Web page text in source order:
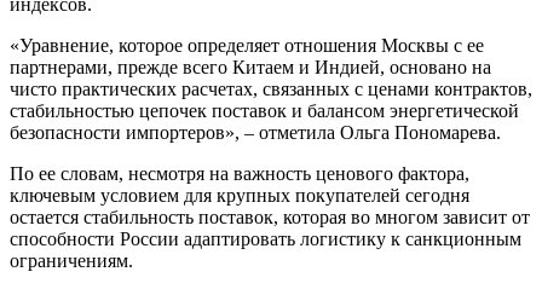
«Уравнение, которое определяет отношения Москвы с ее
партнерами, прежде всего Китаем и Индией, основано на
чисто практических расчетах, связанных с ценами контрактов,
стабильностью цепочек поставок и балансом энергетической
безопасности импортеров», – отметила Ольга Пономарева.
По ее словам, несмотря на важность ценового фактора,
ключевым условием для крупных покупателей сегодня
остается стабильность поставок, которая во многом зависит от
способности России адаптировать логистику к санкционным
ограничениям.